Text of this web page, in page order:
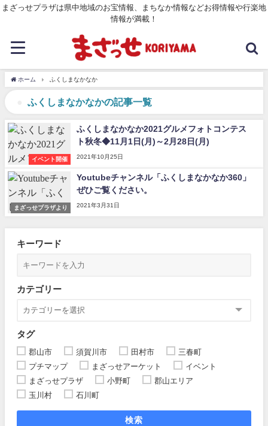
まざっせプラザは県中地域のお宝情報、まちなか情報などお得情報や行楽地
情報が満載！
ホーム ふくしまなかなか
ふくしまなかなかの記事一覧
イベント開催
ふくしまなかなか2021グルメフォトコンテス
ト秋冬◆11月1日(月)～2月28日(月)
2021年10月25日
まざっせプラザより
Youtubeチャンネル「ふくしまなかなか360」
ぜひご覧ください。
2021年3月31日
キーワード
カテゴリー
タグ
郡山市 須賀川市 田村市
三春町
プチマップ
まざっせアーケット
イベント
まざっせプラザ
小野町
郡山エリア
玉川村
石川町
検索